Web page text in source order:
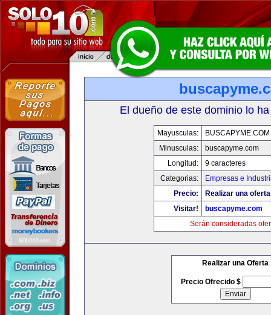
El dueño de este dominio lo
Mayusculas:
BUSCAPYME.COM
Minusculas:
buscapyme.com
Longitud:
9 caracteres
Categorias:
Empresas e
Precio:
Realizar una
Visitar!
buscapyme.com
Serán consideradas
Realizar una Oferta
Precio Ofrecido $